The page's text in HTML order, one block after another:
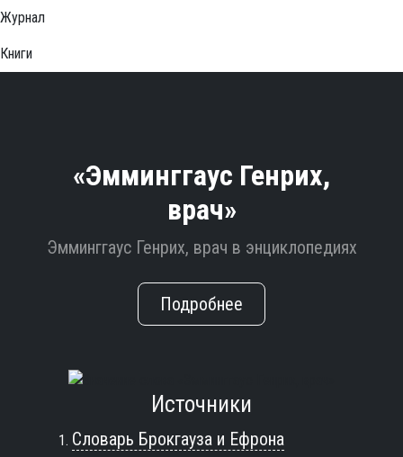
Журнал
Книги
«Эмминггаус Генрих,
врач»
Эмминггаус Генрих, врач в энциклопедиях
Подробнее
Источники
Словарь Брокгауза и Ефрона